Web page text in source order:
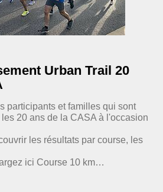
Urban Trail 20
participants et familles qui sont
20 ans de la CASA à l'occasion
les résultats par course, les
ici Course 10 km…